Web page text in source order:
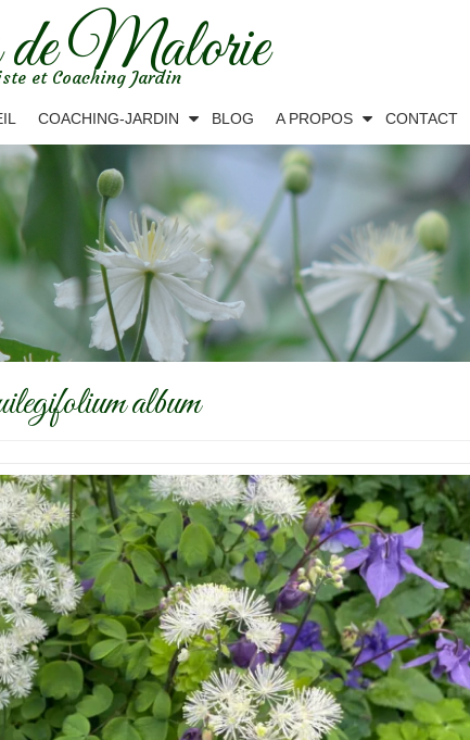
Malorie
et Coaching Jardin
COACHING-JARDIN BLOG A PROPOS CONTACT
album